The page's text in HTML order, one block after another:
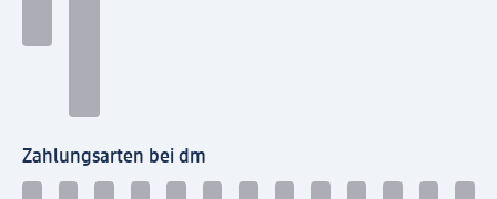
Zahlungsarten bei dm